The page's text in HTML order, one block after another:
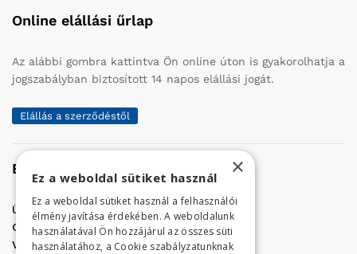
Online elállási űrlap
Az alábbi gombra kattintva Ön online úton is gyakorolhatja a
jogszabályban biztosított 14 napos elállási jogát.
Elállás a szerződéstől
Elérhetőség
Üzletünk címe:
Szolnok, Vércse út 17.
Golf Center Áruház:06 (56) 423-324
VÁR-Kert Áruház: 06 (56) 429-771
×
Ez a weboldal sütiket használ
Ez a weboldal sütiket használ a felhasználói
élmény javítása érdekében. A weboldalunk
használatával Ön hozzájárul az összes süti
használatához, a Cookie szabályzatunknak